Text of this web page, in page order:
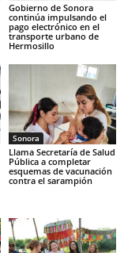
Gobierno de Sonora
continúa impulsando el
pago electrónico en el
transporte urbano de
Hermosillo
Sonora
Llama Secretaría de Salud
Pública a completar
esquemas de vacunación
contra el sarampión